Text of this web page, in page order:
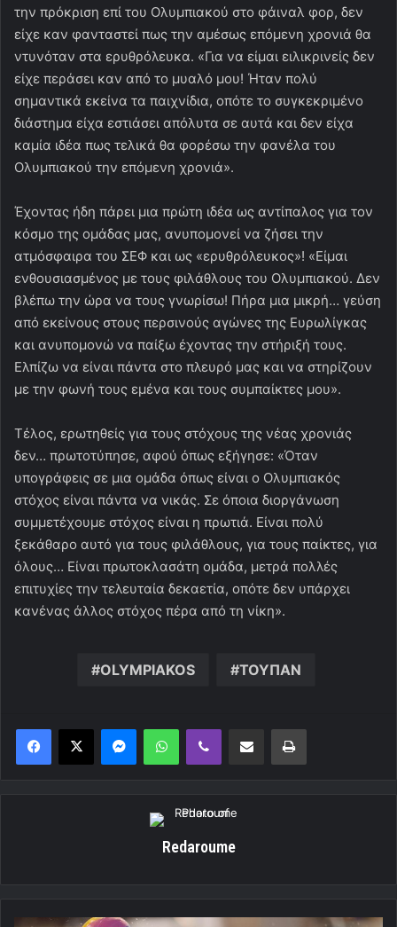
την πρόκριση επί του Ολυμπιακού στο φάιναλ φορ, δεν
είχε καν φανταστεί πως την αμέσως επόμενη χρονιά θα
ντυνόταν στα ερυθρόλευκα. «Για να είμαι ειλικρινείς δεν
είχε περάσει καν από το μυαλό μου! Ήταν πολύ
σημαντικά εκείνα τα παιχνίδια, οπότε το συγκεκριμένο
διάστημα είχα εστιάσει απόλυτα σε αυτά και δεν είχα
καμία ιδέα πως τελικά θα φορέσω την φανέλα του
Ολυμπιακού την επόμενη χρονιά».
Έχοντας ήδη πάρει μια πρώτη ιδέα ως αντίπαλος για τον
κόσμο της ομάδας μας, ανυπομονεί να ζήσει την
ατμόσφαιρα του ΣΕΦ και ως «ερυθρόλευκος»! «Είμαι
ενθουσιασμένος με τους φιλάθλους του Ολυμπιακού. Δεν
βλέπω την ώρα να τους γνωρίσω! Πήρα μια μικρή… γεύση
από εκείνους στους περσινούς αγώνες της Ευρωλίγκας
και ανυπομονώ να παίξω έχοντας την στήριξή τους.
Ελπίζω να είναι πάντα στο πλευρό μας και να στηρίζουν
με την φωνή τους εμένα και τους συμπαίκτες μου».
Τέλος, ερωτηθείς για τους στόχους της νέας χρονιάς
δεν… πρωτοτύπησε, αφού όπως εξήγησε: «Όταν
υπογράφεις σε μια ομάδα όπως είναι ο Ολυμπιακός
στόχος είναι πάντα να νικάς. Σε όποια διοργάνωση
συμμετέχουμε στόχος είναι η πρωτιά. Είναι πολύ
ξεκάθαρο αυτό για τους φιλάθλους, για τους παίκτες, για
όλους… Είναι πρωτοκλασάτη ομάδα, μετρά πολλές
επιτυχίες την τελευταία δεκαετία, οπότε δεν υπάρχει
κανένας άλλος στόχος πέρα από τη νίκη».
OLYMPIAKOS ΤΟΥΠΑΝ
MessengerWhatsAppViber Κοινοποίηση μέσω ηλεκτρονικού ταχυδρομείουΕκτύπωση
Redaroume